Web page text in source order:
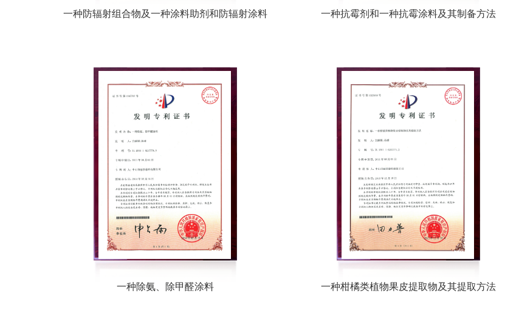
一种防辐射组合物及一种涂料助剂和防辐射涂料 一种抗霉剂和一种抗霉涂料及其制备方法
一种除氨、除甲醛涂料 一种柑橘类植物果皮提取物及其提取方法